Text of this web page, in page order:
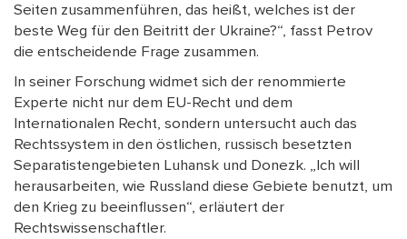
Seiten zusammenführen, das heißt, welches ist der
beste Weg für den Beitritt der Ukraine?“, fasst Petrov
die entscheidende Frage zusammen.
In seiner Forschung widmet sich der renommierte
Experte nicht nur dem EU-Recht und dem
Internationalen Recht, sondern untersucht auch das
Rechtssystem in den östlichen, russisch besetzten
Separatistengebieten Luhansk und Donezk. „Ich will
herausarbeiten, wie Russland diese Gebiete benutzt, um
den Krieg zu beeinflussen“, erläutert der
Rechtswissenschaftler.